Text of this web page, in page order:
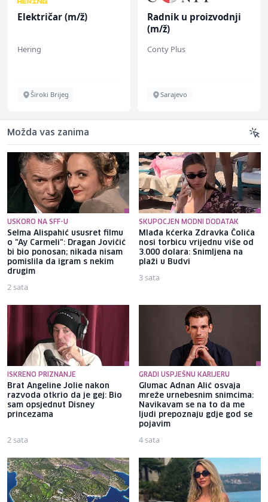
Električar (m/ž)
Hering
Široki Brijeg
Radnik u proizvodnji
(m/ž)
Conty Plus
Sarajevo
Možda vas zanima
USKORO NA SFF-U
Selma Alispahić ususret filmu
o "Ay Carmeli": Dragan Jovičić
bi bio ponosan; nikada nisam
pomislila da igram s nekim
drugim
2 sata
SKUPOCJEN MODNI DODATAK
Mlađa kćerka Zdravka Čolića
nosi torbicu vrijednu više od
3.000 dolara: Snimljena na
plaži u Budvi
3 sata
ISKRENO PRIZNANJE
Brat Angeline Jolie nakon
razvoda otkrio da je gej: Bio
sam opsjednut Disney
princezama
2 sata
GRADI USPJEŠNU KARIJERU
Glumac Adnan Alić osvaja
mreže urnebesnim snimcima:
Navikavam se na to da me
ljudi prepoznaju gdje god se
pojavim
4 sata